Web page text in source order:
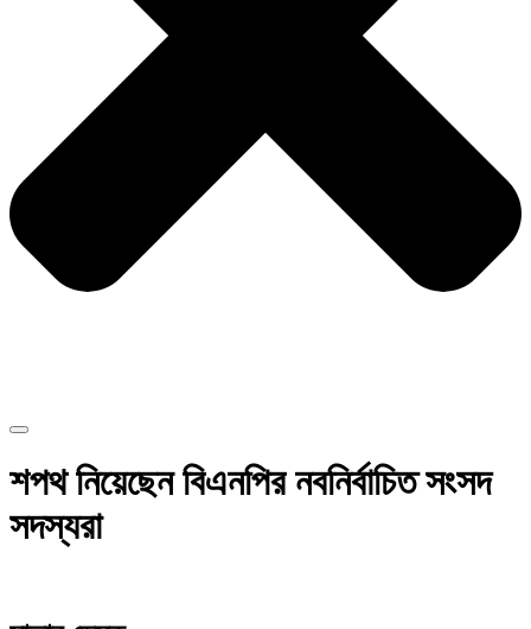
শপথ নিয়েছেন বিএনপির নবনির্বাচিত সংসদ
সদস্যরা